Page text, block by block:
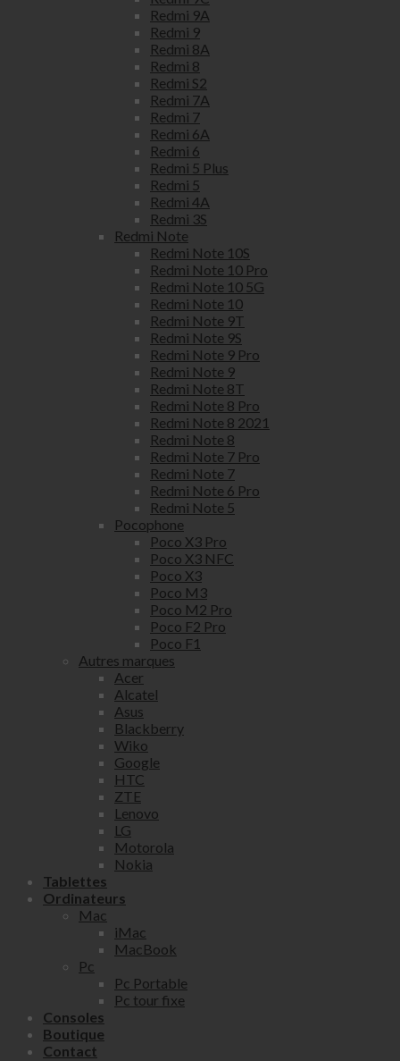
Redmi 9A
Redmi 9
Redmi 8A
Redmi 8
Redmi S2
Redmi 7A
Redmi 7
Redmi 6A
Redmi 6
Redmi 5 Plus
Redmi 5
Redmi 4A
Redmi 3S
Redmi Note
Redmi Note 10S
Redmi Note 10 Pro
Redmi Note 10 5G
Redmi Note 10
Redmi Note 9T
Redmi Note 9S
Redmi Note 9 Pro
Redmi Note 9
Redmi Note 8T
Redmi Note 8 Pro
Redmi Note 8 2021
Redmi Note 8
Redmi Note 7 Pro
Redmi Note 7
Redmi Note 6 Pro
Redmi Note 5
Pocophone
Poco X3 Pro
Poco X3 NFC
Poco X3
Poco M3
Poco M2 Pro
Poco F2 Pro
Poco F1
Autres marques
Acer
Alcatel
Asus
Blackberry
Wiko
Google
HTC
ZTE
Lenovo
LG
Motorola
Nokia
Tablettes
Ordinateurs
Mac
iMac
MacBook
Pc
Pc Portable
Pc tour fixe
Consoles
Boutique
Contact